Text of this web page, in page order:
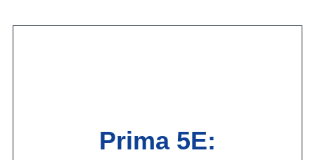
Prima 5E: